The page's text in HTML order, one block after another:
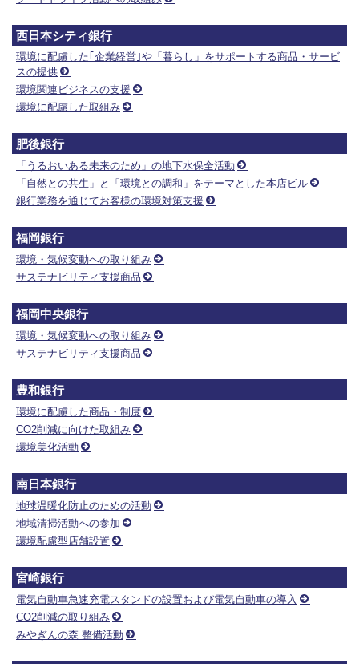
西日本シティ銀行
環境に配慮した｢企業経営｣や「暮らし」をサポートする商品・サービ
スの提供
環境関連ビジネスの支援
環境に配慮した取組み
肥後銀行
「うるおいある未来のため」の地下水保全活動
「自然との共生」と「環境との調和」をテーマとした本店ビル
銀行業務を通じてお客様の環境対策支援
福岡銀行
環境・気候変動への取り組み
サステナビリティ支援商品
福岡中央銀行
環境・気候変動への取り組み
サステナビリティ支援商品
豊和銀行
環境に配慮した商品・制度
CO2削減に向けた取組み
環境美化活動
南日本銀行
地球温暖化防止のための活動
地域清掃活動への参加
環境配慮型店舗設置
宮崎銀行
電気自動車急速充電スタンドの設置および電気自動車の導入
CO2削減の取り組み
みやぎんの森 整備活動